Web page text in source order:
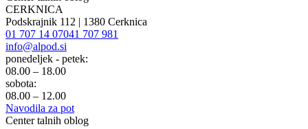
CERKNICA
Podskrajnik 112 | 1380 Cerknica
01 707 14 07041 707 981
info@alpod.si
ponedeljek - petek:
08.00 – 18.00
sobota:
08.00 – 12.00
Navodila za pot
Center talnih oblog